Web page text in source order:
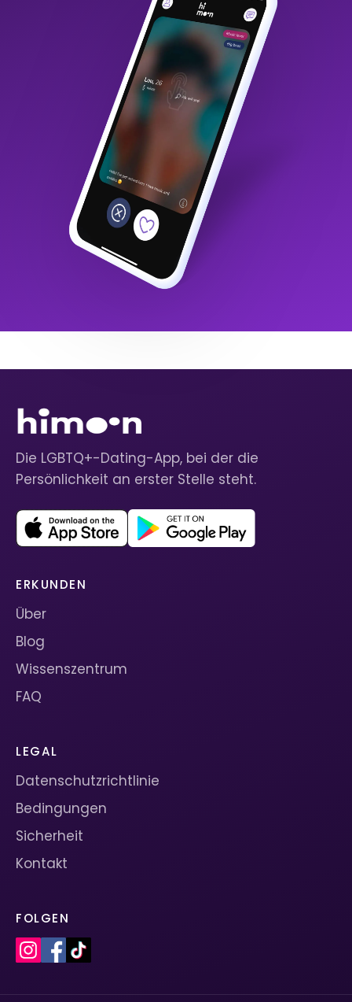
Die LGBTQ+-Dating-App, bei der die
Persönlichkeit an erster Stelle steht.
ERKUNDEN
Über
Blog
Wissenszentrum
FAQ
LEGAL
Datenschutzrichtlinie
Bedingungen
Sicherheit
Kontakt
FOLGEN